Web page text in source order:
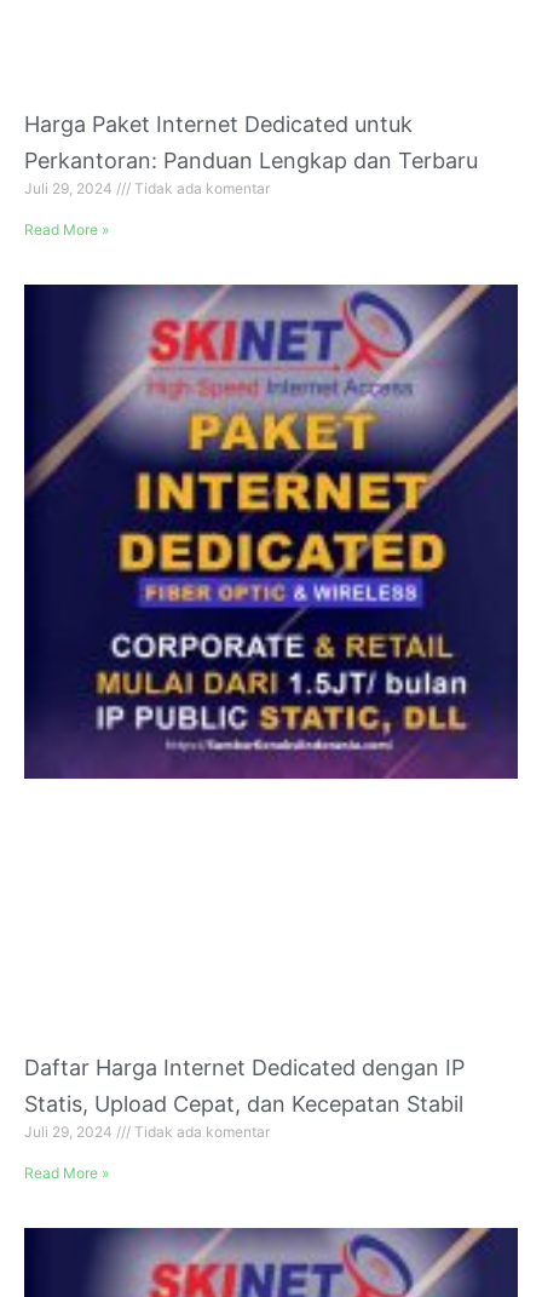
Harga Paket Internet Dedicated untuk
Perkantoran: Panduan Lengkap dan Terbaru
Juli 29, 2024 Tidak ada komentar
Read More »
Daftar Harga Internet Dedicated dengan IP
Statis, Upload Cepat, dan Kecepatan Stabil
Juli 29, 2024 Tidak ada komentar
Read More »